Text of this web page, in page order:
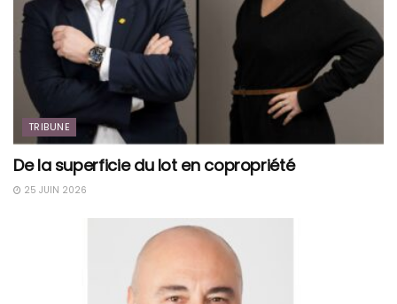
TRIBUNE
De la superficie du lot en copropriété
25 JUIN 2026